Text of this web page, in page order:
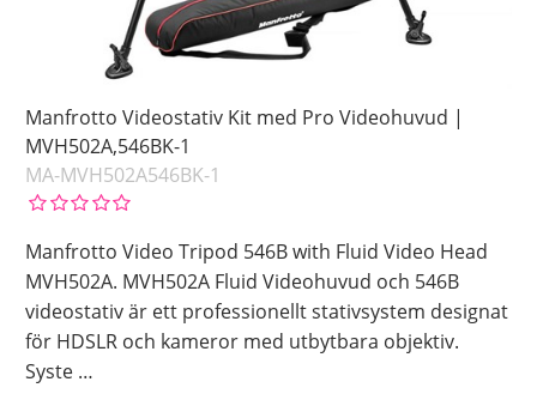
Manfrotto Videostativ Kit med Pro Videohuvud |
MVH502A,546BK-1
MA-MVH502A546BK-1
Manfrotto Video Tripod 546B with Fluid Video Head
MVH502A. MVH502A Fluid Videohuvud och 546B
videostativ är ett professionellt stativsystem designat
för HDSLR och kameror med utbytbara objektiv.
Syste …